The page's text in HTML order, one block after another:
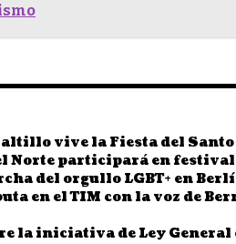
vive la Fiesta del
Norte participará en festival
del orgullo LGBT+ en
en el TIM con la voz de
la iniciativa de Ley